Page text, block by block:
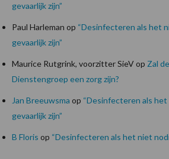
gevaarlijk zijn”
Paul Harleman op “Desinfecteren als het
gevaarlijk zijn”
Maurice Rutgrink, voorzitter SieVop Zal
Dienstengroep een zorg zijn?
Jan Breeuwsma op “Desinfecteren als het
gevaarlijk zijn”
B Floris op “Desinfecteren als het niet